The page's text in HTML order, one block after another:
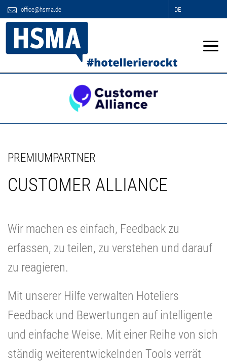
office@hsma.de DE
PREMIUMPARTNER
CUSTOMER ALLIANCE
Wir machen es einfach, Feedback zu
erfassen, zu teilen, zu verstehen und darauf
zu reagieren.
Mit unserer Hilfe verwalten Hoteliers
Feedback und Bewertungen auf intelligente
und einfache Weise. Mit einer Reihe von sich
ständig weiterentwickelnden Tools verrät